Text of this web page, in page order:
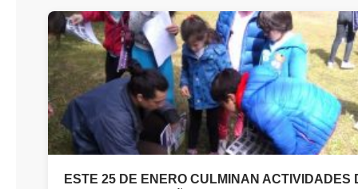
ESTE 25 DE ENERO CULMINAN ACTIVIDADES